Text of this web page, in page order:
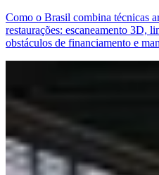
Como o Brasil combina técnicas
restaurações: escaneamento 3D,
obstáculos de financiamento e